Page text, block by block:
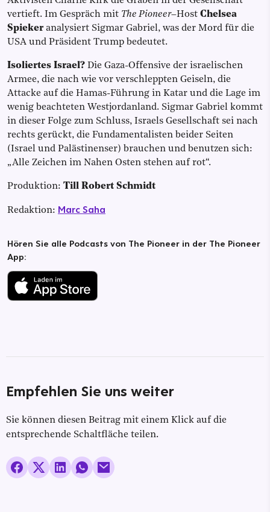
vertieft. Im Gespräch mit The Pioneer–Host Chelsea
Spiekeranalysiert Sigmar Gabriel, was der Mord für die
USA und Präsident Trump bedeutet.
Isoliertes Israel? Die Gaza-Offensive der israelischen
Armee, die nach wie vor verschleppten Geiseln, die
Attacke auf die Hamas-Führung in Katar und die Lage im
wenig beachteten Westjordanland. Sigmar Gabriel kommt
in dieser Folge zum Schluss, Israels Gesellschaft sei nach
rechts gerückt, die Fundamentalisten beider Seiten
(Israel und Palästinenser) brauchen und benutzen sich:
„Alle Zeichen im Nahen Osten stehen auf rot“.
Produktion: Till Robert Schmidt
Redaktion: Marc Saha
Hören Sie alle Podcasts von The Pioneer in der The Pioneer
App:
Empfehlen Sie uns weiter
Sie können diesen Beitrag mit einem Klick auf die
entsprechende Schaltfläche teilen.